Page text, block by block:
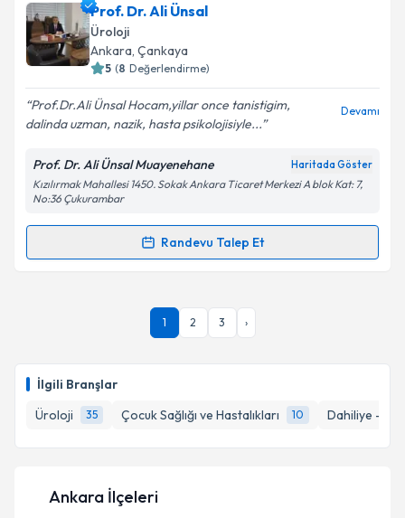
İlgili Branşlar
Üroloji
35 Çocuk Sağlığı ve Hastalıkları 10 Dahiliye - İç
Op. Dr. Muharrem Murat Yıldız
talebi oluşturun. Size bu uzmandan randevu almanız
için bir takvim hazırlandığında e-posta ile
bilgilendireceğiz.
E-posta Adresiniz
Kişisel verilerimin işlenmesine ilişkinAydınlatma
Metni'ni okudum ve kişisel verilerimin belirtilen
kapsamda işlenmesini kabul ediyorum.
Prof. Dr. Ali Ünsal
Üroloji
Ankara, Çankaya
5 (8 Değerlendirme)
Prof.Dr.Ali Ünsal Hocam,yillar once tanistigim,
dalinda uzman, nazik, hasta psikolojisiyle...
Devamı
Prof. Dr. Ali Ünsal Muayenehane Haritada Göster
Kızılırmak Mahallesi 1450. Sokak Ankara Ticaret Merkezi A blok Kat: 7,
No:36 Çukurambar
Randevu Talep Et
Randevu Takvimi Talebi
Prof. Dr. Ali Ünsaliçin randevu takvimi talebi
oluşturun. Size bu uzmandan randevu almanız için bir
E-posta Adresiniz
Metni'ni okudum ve kişisel verilerimin belirtilen
kapsamda işlenmesini kabul ediyorum.
1 2 3 ›
Ankara İlçeleri